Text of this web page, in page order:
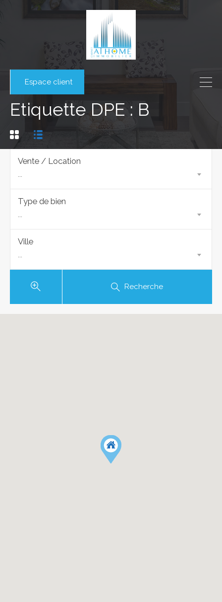
Espace client
Etiquette DPE : B
Vente / Location
...
Type de bien
...
Ville
...
Recherche